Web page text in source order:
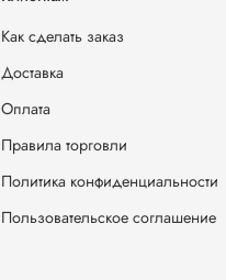
Как сделать заказ
Доставка
Оплата
Правила торговли
Политика конфиденциальности
Пользовательское соглашение